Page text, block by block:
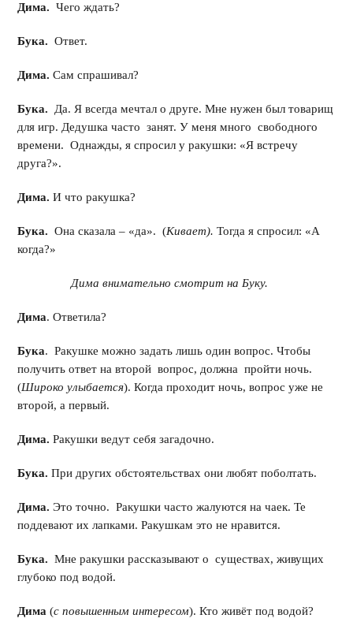
Дима. Чего ждать?
Бука. Ответ.
Дима. Сам спрашивал?
Бука. Да. Я всегда мечтал о друге. Мне нужен был товарищ
для игр. Дедушка часто занят. У меня много свободного
времени. Однажды, я спросил у ракушки: «Я встречу
друга?».
Дима. И что ракушка?
Бука. Она сказала – «да». (Кивает). Тогда я спросил: «А
когда?»
Дима внимательно смотрит на Буку.
Дима. Ответила?
Бука. Ракушке можно задать лишь один вопрос. Чтобы
получить ответ на второй вопрос, должна пройти ночь.
(Широко улыбается). Когда проходит ночь, вопрос уже не
второй, а первый.
Дима. Ракушки ведут себя загадочно.
Бука. При других обстоятельствах они любят поболтать.
Дима. Это точно. Ракушки часто жалуются на чаек. Те
поддевают их лапками. Ракушкам это не нравится.
Бука. Мне ракушки рассказывают о существах, живущих
глубоко под водой.
Дима(с повышенным интересом). Кто живёт под водой?